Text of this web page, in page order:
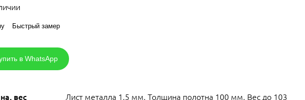
Быстрый замер
в WhatsApp
вес
Лист металла 1,5 мм, Толщина полотна 100 мм, Вес до 103